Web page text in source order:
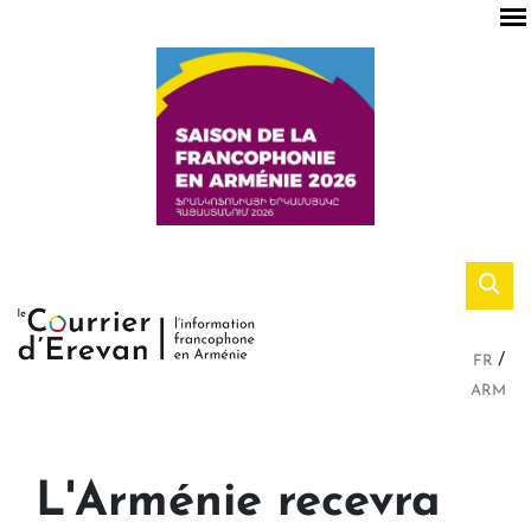
FR
ARM
L'Arménie recevra